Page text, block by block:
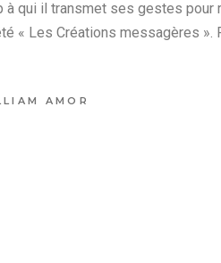
à qui il transmet ses gestes pour
« Les Créations messagères
AMOR